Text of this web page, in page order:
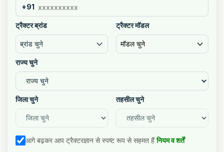
+91
ट्रैक्टर ब्रांड
ब्रांड चुने
ट्रैक्टर मॉडल
मॉडल चुने
राज्य चुने
जिला चुने तहसील चुने
आगे बढ़कर आप ट्रैक्टरज्ञान से स्पष्ट रूप से सहमत हैं नियम व शर्तें